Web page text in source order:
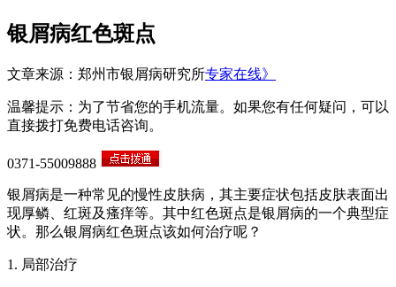
银屑病红色斑点
文章来源：郑州市银屑病研究所专家在线》
温馨提示：为了节省您的手机流量。如果您有任何疑问，可以
直接拨打免费电话咨询。
0371-55009888
银屑病是一种常见的慢性皮肤病，其主要症状包括皮肤表面出
现厚鳞、红斑及瘙痒等。其中红色斑点是银屑病的一个典型症
状。那么银屑病红色斑点该如何治疗呢？
1. 局部治疗